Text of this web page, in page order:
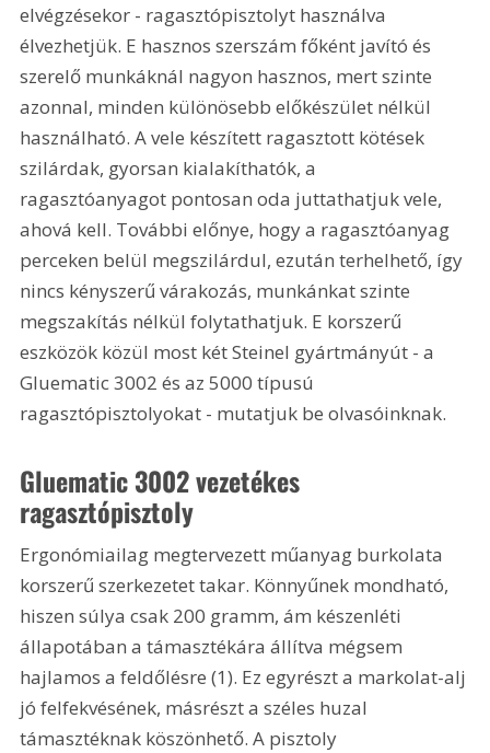
elvégzésekor - ragasztópisztolyt használva
élvezhetjük. E hasznos szerszám főként javító és
szerelő munkáknál nagyon hasznos, mert szinte
azonnal, minden különösebb előkészület nélkül
használható. A vele készített ragasztott kötések
szilárdak, gyorsan kialakíthatók, a
ragasztóanyagot pontosan oda juttathatjuk vele,
ahová kell. További előnye, hogy a ragasztóanyag
perceken belül megszilárdul, ezután terhelhető, így
nincs kényszerű várakozás, munkánkat szinte
megszakítás nélkül folytathatjuk. E korszerű
eszközök közül most két Steinel gyártmányút - a
Gluematic 3002 és az 5000 típusú
ragasztópisztolyokat - mutatjuk be olvasóinknak.
Gluematic 3002 vezetékes
ragasztópisztoly
Ergonómiailag megtervezett műanyag burkolata
korszerű szerkezetet takar. Könnyűnek mondható,
hiszen súlya csak 200 gramm, ám készenléti
állapotában a támasztékára állítva mégsem
hajlamos a feldőlésre (1). Ez egyrészt a markolat-alj
jó felfekvésének, másrészt a széles huzal
támasztéknak köszönhető. A pisztoly